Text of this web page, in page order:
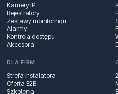
Kamery IP
Rejestratory
Zestawy monitoringu
Alarmy
Kontrola dostępu
Akcesoria
DLA FIRM
Strefa instalatora
Oferta B2B
Szkolenia